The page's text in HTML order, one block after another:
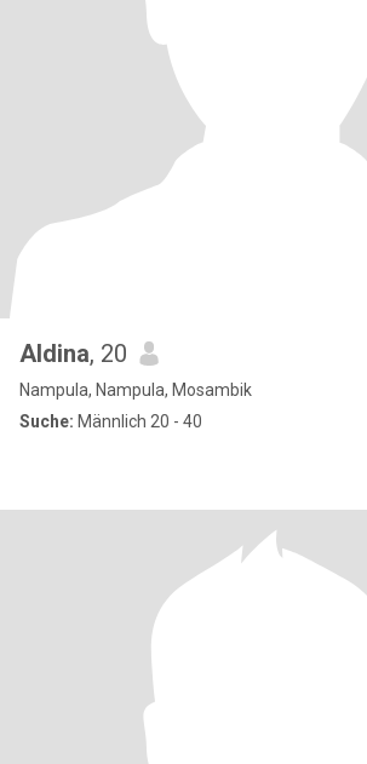
Aldina, 20
Nampula, Nampula, Mosambik
Suche: Männlich 20 - 40